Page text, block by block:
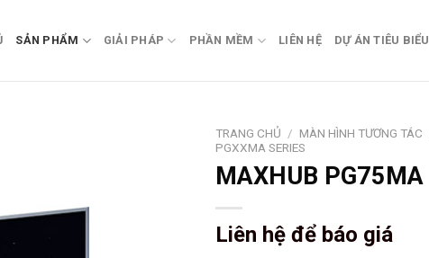
SẢN PHẨM GIẢI PHÁP PHẦN MỀM LIÊN HỆ DỰ ÁN TIÊU BIỂU
TRANG CHỦ / MÀN HÌNH TƯƠNG TÁC
PGXXMA SERIES
MAXHUB PG75MA
Liên hệ để báo giá